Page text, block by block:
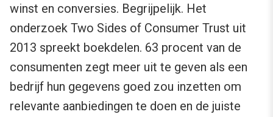
winst en conversies. Begrijpelijk. Het
onderzoek Two Sides of Consumer Trust uit
2013 spreekt boekdelen. 63 procent van de
consumenten zegt meer uit te geven als een
bedrijf hun gegevens goed zou inzetten om
relevante aanbiedingen te doen en de juiste